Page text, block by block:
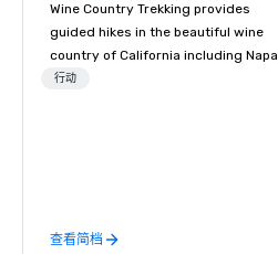
Wine Country Trekking provides
guided hikes in the beautiful wine
country of California including Napa
and Sonoma Valleys. These
day hikes we provide luxury self-
行动
查看简档